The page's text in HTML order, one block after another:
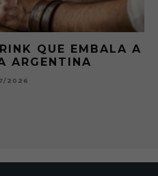
QUE EMBALA A
ARGENTINA
2026